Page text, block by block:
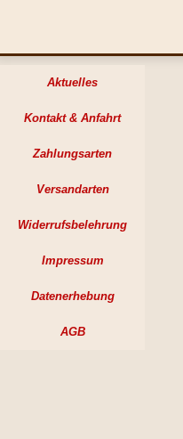
Aktuelles
Kontakt & Anfahrt
Zahlungsarten
Versandarten
Widerrufsbelehrung
Impressum
Datenerhebung
AGB